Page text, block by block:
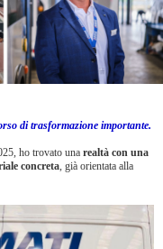
di trasformazione importante.
ho trovato una realtà con una
concreta , già orientata alla